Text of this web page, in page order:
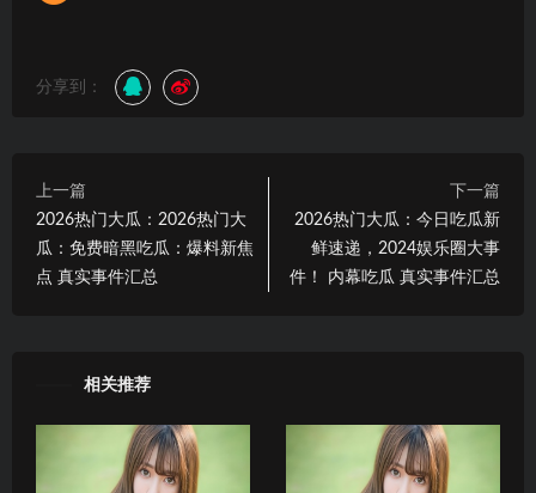
分享到：
上一篇
2026热门大瓜：2026热门大
瓜：免费暗黑吃瓜：爆料新焦
点 真实事件汇总
下一篇
2026热门大瓜：今日吃瓜新
鲜速递，2024娱乐圈大事
件！ 内幕吃瓜 真实事件汇总
相关推荐